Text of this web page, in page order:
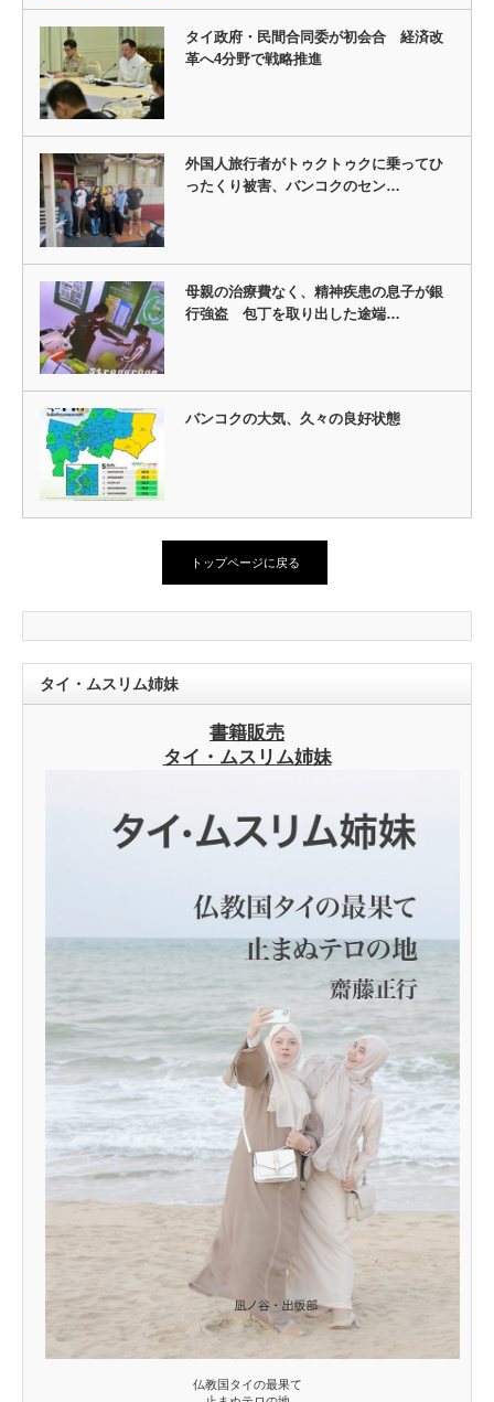
タイ政府・民間合同委が初会合 経済改
革へ4分野で戦略推進
外国人旅行者がトゥクトゥクに乗ってひ
ったくり被害、バンコクのセン…
母親の治療費なく、精神疾患の息子が銀
行強盗 包丁を取り出した途端…
バンコクの大気、久々の良好状態
トップページに戻る
タイ・ムスリム姉妹
書籍販売
タイ・ムスリム姉妹
仏教国タイの最果て